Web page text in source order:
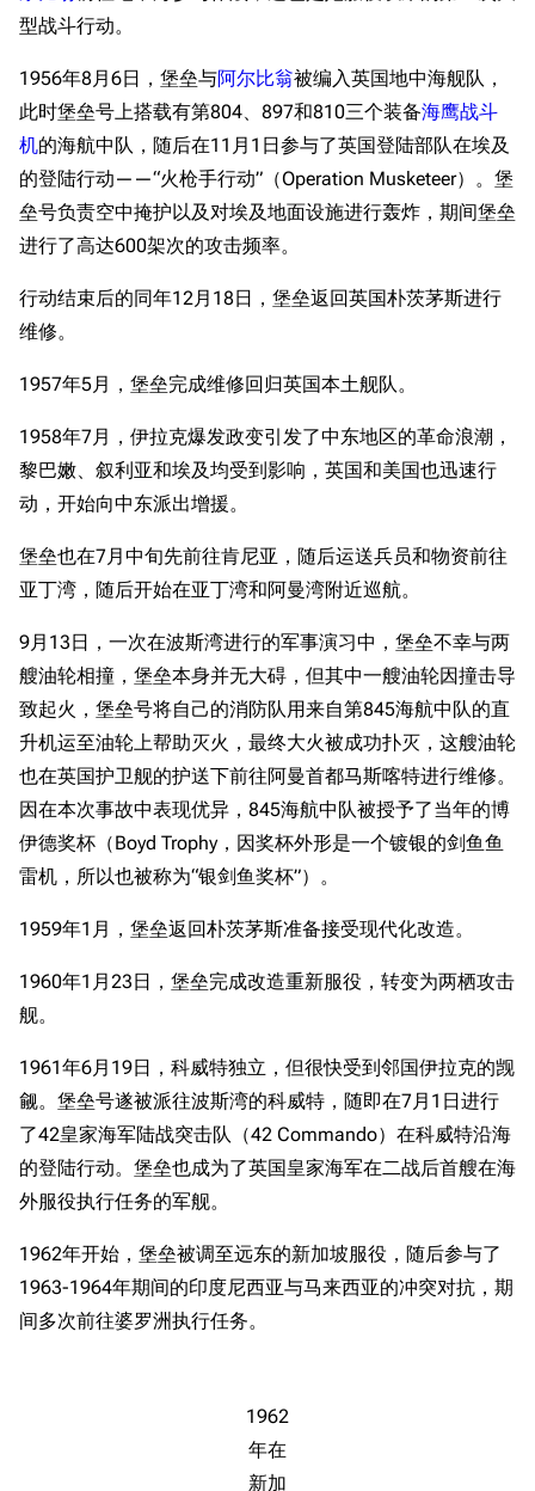
型战斗行动。
1956年8月6日，堡垒与阿尔比翁被编入英国地中海舰队，
此时堡垒号上搭载有第804、897和810三个装备海鹰战斗
机的海航中队，随后在11月1日参与了英国登陆部队在埃及
的登陆行动——“火枪手行动”（Operation Musketeer）。堡
垒号负责空中掩护以及对埃及地面设施进行轰炸，期间堡垒
进行了高达600架次的攻击频率。
行动结束后的同年12月18日，堡垒返回英国朴茨茅斯进行
维修。
1957年5月，堡垒完成维修回归英国本土舰队。
1958年7月，伊拉克爆发政变引发了中东地区的革命浪潮，
黎巴嫩、叙利亚和埃及均受到影响，英国和美国也迅速行
动，开始向中东派出增援。
堡垒也在7月中旬先前往肯尼亚，随后运送兵员和物资前往
亚丁湾，随后开始在亚丁湾和阿曼湾附近巡航。
9月13日，一次在波斯湾进行的军事演习中，堡垒不幸与两
艘油轮相撞，堡垒本身并无大碍，但其中一艘油轮因撞击导
致起火，堡垒号将自己的消防队用来自第845海航中队的直
升机运至油轮上帮助灭火，最终大火被成功扑灭，这艘油轮
也在英国护卫舰的护送下前往阿曼首都马斯喀特进行维修。
因在本次事故中表现优异，845海航中队被授予了当年的博
伊德奖杯（Boyd Trophy，因奖杯外形是一个镀银的剑鱼鱼
雷机，所以也被称为“银剑鱼奖杯”）。
1959年1月，堡垒返回朴茨茅斯准备接受现代化改造。
1960年1月23日，堡垒完成改造重新服役，转变为两栖攻击
舰。
1961年6月19日，科威特独立，但很快受到邻国伊拉克的觊
觎。堡垒号遂被派往波斯湾的科威特，随即在7月1日进行
了42皇家海军陆战突击队（42 Commando）在科威特沿海
的登陆行动。堡垒也成为了英国皇家海军在二战后首艘在海
外服役执行任务的军舰。
1962年开始，堡垒被调至远东的新加坡服役，随后参与了
1963-1964年期间的印度尼西亚与马来西亚的冲突对抗，期
间多次前往婆罗洲执行任务。
1962
年在
新加